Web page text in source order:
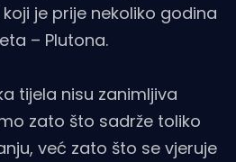
je prije nekoliko godina
– Plutona.
tijela nisu zanimljiva
zato što sadrže toliko
već zato što se vjeruje